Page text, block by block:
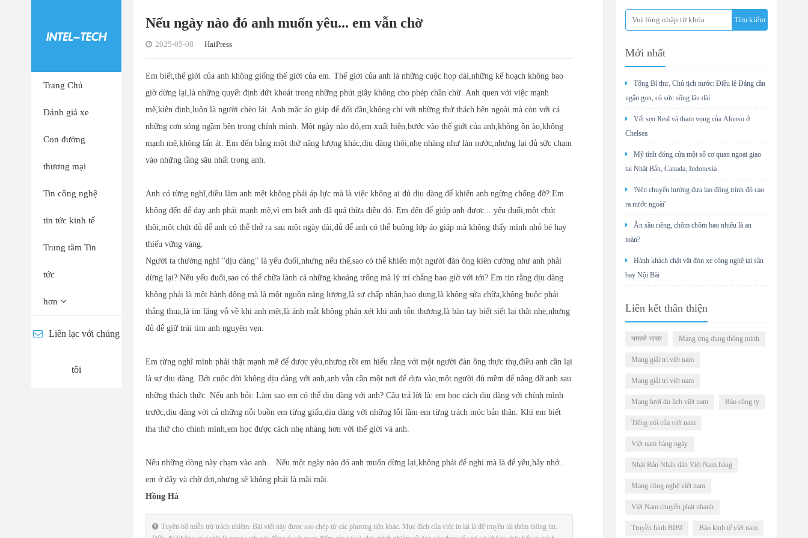
Trang Chủ
Đánh giá xe
Con đường
thương mại
Tin công nghệ
tin tức kinh tế
Trung tâm Tin
tức
hơn
Liên lạc với chúng
tôi
Nếu ngày nào đó anh muốn yêu... em vẫn chờ
2025-05-08 HaiPress
Em biết,thế giới của anh không giống thế giới của em. Thế giới của anh là những cuộc họp dài,những kế hoạch không bao
giờ dừng lại,là những quyết định dứt khoát trong những phút giây không cho phép chần chừ. Anh quen với việc mạnh
mẽ,kiên định,luôn là người chèo lái. Anh mặc áo giáp để đối đầu,không chỉ với những thử thách bên ngoài mà còn với cả
những cơn sóng ngầm bên trong chính mình. Một ngày nào đó,em xuất hiện,bước vào thế giới của anh,không ồn ào,không
mạnh mẽ,không lấn át. Em đến bằng một thứ năng lượng khác,dịu dàng thôi,nhẹ nhàng như làn nước,nhưng lại đủ sức chạm
vào những tầng sâu nhất trong anh.
Anh có từng nghĩ,điều làm anh mệt không phải áp lực mà là việc không ai đủ dịu dàng để khiến anh ngừng chống đỡ? Em
không đến để dạy anh phải mạnh mẽ,vì em biết anh đã quá thừa điều đó. Em đến để giúp anh được... yếu đuối,một chút
thôi,một chút đủ để anh có thể thở ra sau một ngày dài,đủ để anh có thể buông lớp áo giáp mà không thấy mình nhỏ bé hay
thiếu vững vàng.
Người ta thường nghĩ "dịu dàng" là yếu đuối,nhưng nếu thế,sao có thể khiến một người đàn ông kiên cường như anh phải
dừng lại? Nếu yếu đuối,sao có thể chữa lành cả những khoảng trống mà lý trí chẳng bao giờ với tới? Em tin rằng dịu dàng
không phải là một hành động mà là một nguồn năng lượng,là sự chấp nhận,bao dung,là không sửa chữa,không buộc phải
thắng thua,là im lặng vỗ về khi anh mệt,là ánh mắt không phán xét khi anh tổn thương,là bàn tay biết siết lại thật nhẹ,nhưng
đủ để giữ trái tim anh nguyên vẹn.
Em từng nghĩ mình phải thật mạnh mẽ để được yêu,nhưng rồi em hiểu rằng với một người đàn ông thực thụ,điều anh cần lại
là sự dịu dàng. Bởi cuộc đời không dịu dàng với anh,anh vẫn cần một nơi để dựa vào,một người đủ mềm để nâng đỡ anh sau
những thách thức. Nếu anh hỏi: Làm sao em có thể dịu dàng với anh? Câu trả lời là: em học cách dịu dàng với chính mình
trước,dịu dàng với cả những nỗi buồn em từng giấu,dịu dàng với những lỗi lầm em từng trách móc bản thân. Khi em biết
tha thứ cho chính mình,em học được cách nhẹ nhàng hơn với thế giới và anh.
Nếu những dòng này chạm vào anh... Nếu một ngày nào đó anh muốn dừng lại,không phải để nghỉ mà là để yêu,hãy nhớ...
em ở đây và chờ đợi,nhưng sẽ không phải là mãi mãi.
Hồng Hà
Tuyên bố miễn trừ trách nhiệm: Bài viết này được sao chép từ các phương tiện khác. Mục đích của việc in lại là để truyền tải thêm thông tin.
Mới nhất
Tổng Bí thư, Chủ tịch nước: Điều lệ Đảng cần
ngắn gọn, có sức sống lâu dài
Vết sẹo Real và tham vọng của Alonso ở
Chelsea
Mỹ tính đóng cửa một số cơ quan ngoại giao
tại Nhật Bản, Canada, Indonesia
'Nên chuyển hướng đưa lao động trình độ cao
ra nước ngoài'
Ăn sầu riêng, chôm chôm bao nhiêu là an
toàn?
Hành khách chật vật đón xe công nghệ tại sân
bay Nội Bài
Liên kết thân thiện
नमस्ते भारत Mạng ứng dụng thông minh
Mạng giải trí việt nam
Mạng giải trí việt nam
Mạng lưới du lịch việt nam Báo công ty
Tiếng nói của việt nam
Việt nam hàng ngày
Nhật Bản Nhân dân Việt Nam hàng
Mạng công nghệ việt nam
Việt Nam chuyển phát nhanh
Truyền hình BIBI Báo kinh tế việt nam